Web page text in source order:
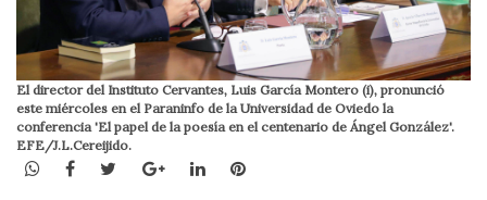
El director del Instituto Cervantes, Luis García Montero (i), pronunció
este miércoles en el Paraninfo de la Universidad de Oviedo la
conferencia 'El papel de la poesía en el centenario de Ángel González'.
EFE/J.L.Cereijido.
WhatsApp
Facebook
TwitterGoogle+LinkedInPinterest